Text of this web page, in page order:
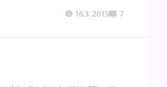
16.3. 2015 7